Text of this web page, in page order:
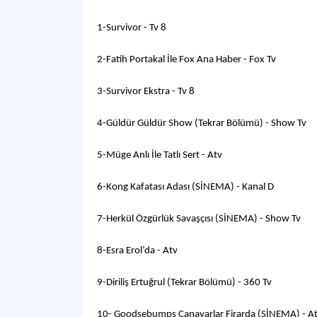
1-Survivor - Tv 8
2-Fatih Portakal İle Fox Ana Haber - Fox Tv
3-Survivor Ekstra - Tv 8
4-Güldür Güldür Show (Tekrar Bölümü) - Show Tv
5-Müge Anlı İle Tatlı Sert - Atv
6-Kong Kafatası Adası (SİNEMA) - Kanal D
7-Herkül Özgürlük Savaşçısı (SİNEMA) - Show Tv
8-Esra Erol’da - Atv
9-Diriliş Ertuğrul (Tekrar Bölümü) - 360 Tv
10- Goodsebumps Canavarlar Firarda (SİNEMA) -